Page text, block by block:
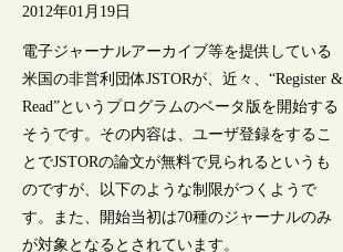
2012年01月19日
電子ジャーナルアーカイブ等を提供している
米国の非営利団体JSTORが、近々、“Register &
Read”というプログラムのベータ版を開始する
そうです。その内容は、ユーザ登録をするこ
とでJSTORの論文が無料で見られるというも
のですが、以下のような制限がつくようで
す。また、開始当初は70種のジャーナルのみ
が対象となるとされています。